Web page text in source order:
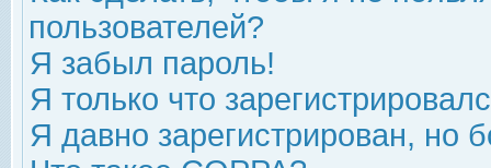
пользователей?
Я забыл пароль!
Я только что
Я давно зарегистрирован, но